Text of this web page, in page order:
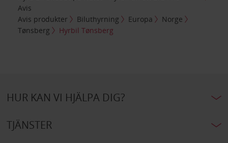
Avis
Avis produkter
Biluthyrning Europa
Norge
Tønsberg
Hyrbil Tønsberg
HUR KAN VI HJÄLPA DIG?
TJÄNSTER